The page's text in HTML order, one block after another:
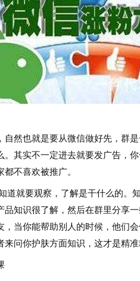
也就是要从微信做好先，群是
。其实不一定进去就要发广告，
不喜欢被推广。
就要观察，了解是干什么的。
品知识很了解，然后在群里分享
，当你能帮助别人的时候，他们
来问你护肤方面知识，这才是精